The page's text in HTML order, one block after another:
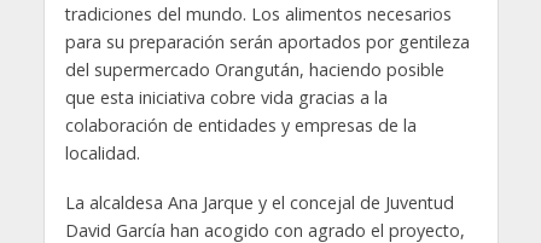
tradiciones del mundo. Los alimentos necesarios
para su preparación serán aportados por gentileza
del supermercado Orangután, haciendo posible
que esta iniciativa cobre vida gracias a la
colaboración de entidades y empresas de la
localidad.
La alcaldesa Ana Jarque y el concejal de Juventud
David García han acogido con agrado el proyecto,